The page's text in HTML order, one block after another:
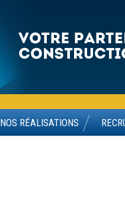
NOS RÉALISATIONS